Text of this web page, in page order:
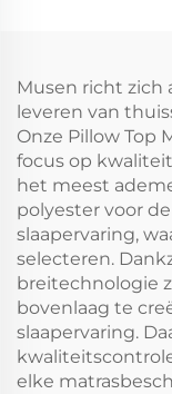
wasbaar in
machine
Musen richt zich
leveren van
Onze Pillow Top
focus op
het meest
polyester voor
slaapervaring,
selecteren.
breitechnologie
bovenlaag te
slaapervaring.
elke